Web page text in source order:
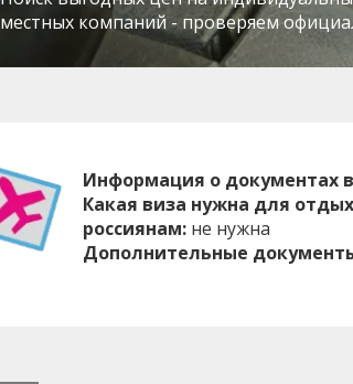
местных компаний - проверяем
Информация о документах
Какая виза нужна для
россиянам: не нужна
Дополнительные